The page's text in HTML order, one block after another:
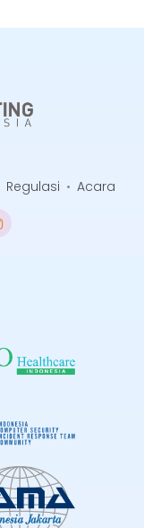
Regulasi • Acara